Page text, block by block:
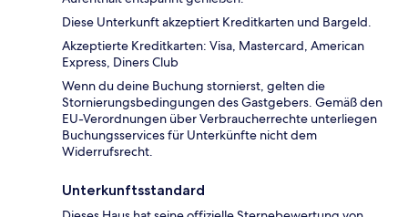
Diese Unterkunft akzeptiert Kreditkarten und Bargeld.
Akzeptierte Kreditkarten: Visa, Mastercard, American
Express, Diners Club
Wenn du deine Buchung stornierst, gelten die
Stornierungsbedingungen des Gastgebers. Gemäß den
EU-Verordnungen über Verbraucherrechte unterliegen
Buchungsservices für Unterkünfte nicht dem
Widerrufsrecht.
Unterkunftsstandard